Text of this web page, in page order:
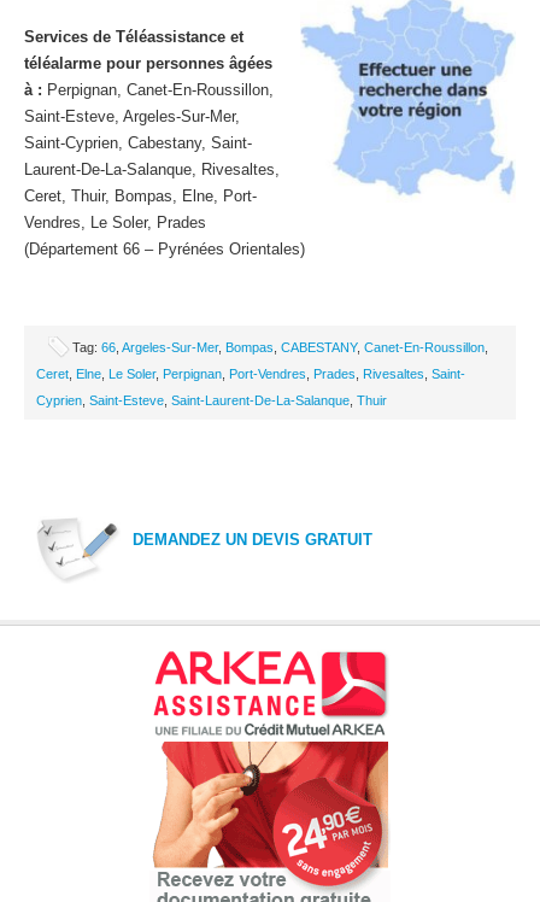
Services de Téléassistance et
téléalarme pour personnes âgées
à : Perpignan, Canet-En-Roussillon,
Saint-Esteve, Argeles-Sur-Mer,
Saint-Cyprien, Cabestany, Saint-
Laurent-De-La-Salanque, Rivesaltes,
Ceret, Thuir, Bompas, Elne, Port-
Vendres, Le Soler, Prades
(Département 66 – Pyrénées Orientales)
Tag: 66 Argeles-Sur-Mer, Bompas CABESTANY, Canet-En-Roussillon
Ceret Elne Le Soler, Perpignan Port-Vendres Prades Rivesaltes Saint-
Cyprien Saint-Esteve Saint-Laurent-De-La-Salanque Thuir
DEMANDEZ UN DEVIS GRATUIT